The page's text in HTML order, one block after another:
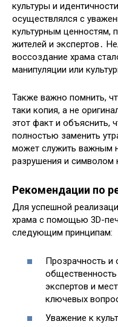
культуры и
осуществлялся с
культурным ценностям,
жителей и экспертов․
воссоздание храма
манипуляции или
Также важно помнить,
таки копия, а не
этот факт и объяснить,
полностью заменить
может служить важным
разрушения и
Рекомендации по
Для успешной
храма с помощью 3D-
следующим принципам:
Прозрачность и
общественность
экспертов и
ключевых
Уважение к